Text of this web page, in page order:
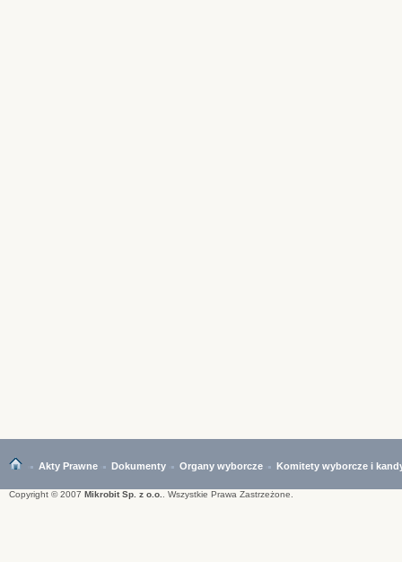
Akty Prawne Dokumenty Organy wyborcze Komitety wyborcze i
Copyright © 2007 Mikrobit Sp. z o.o. . Wszystkie Prawa Zastrzeżone.